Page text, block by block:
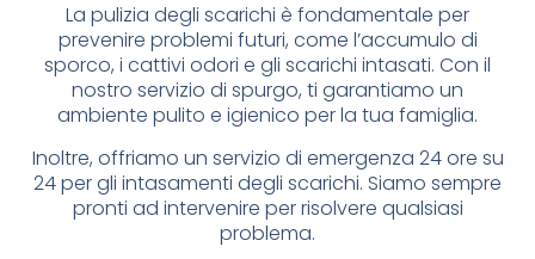
La pulizia degli scarichi è fondamentale per
prevenire problemi futuri, come l’accumulo di
sporco, i cattivi odori e gli scarichi intasati. Con il
nostro servizio di spurgo, ti garantiamo un
ambiente pulito e igienico per la tua famiglia.
Inoltre, offriamo un servizio di emergenza 24 ore su
24 per gli intasamenti degli scarichi. Siamo sempre
pronti ad intervenire per risolvere qualsiasi
problema.